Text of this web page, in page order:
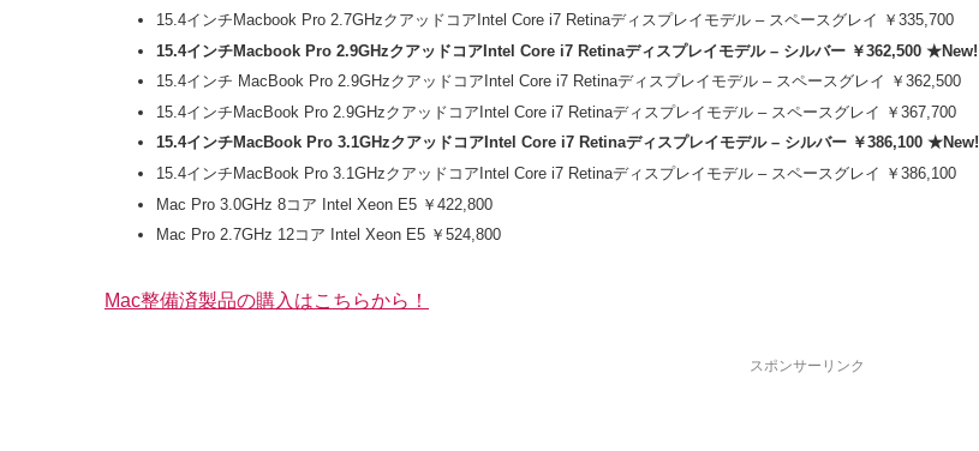
15.4インチMacbook Pro 2.7GHzクアッドコアIntel Core i7 Retinaディスプレイモデル – スペースグレイ ￥335,700
15.4インチMacbook Pro 2.9GHzクアッドコアIntel Core i7 Retinaディスプレイモデル – シルバー ￥362,500 ★New!
15.4インチ MacBook Pro 2.9GHzクアッドコアIntel Core i7 Retinaディスプレイモデル – スペースグレイ ￥362,500
15.4インチMacBook Pro 2.9GHzクアッドコアIntel Core i7 Retinaディスプレイモデル – スペースグレイ ￥367,700
15.4インチMacBook Pro 3.1GHzクアッドコアIntel Core i7 Retinaディスプレイモデル – シルバー ￥386,100 ★New!
15.4インチMacBook Pro 3.1GHzクアッドコアIntel Core i7 Retinaディスプレイモデル – スペースグレイ ￥386,100
Mac Pro 3.0GHz 8コア Intel Xeon E5 ￥422,800
Mac Pro 2.7GHz 12コア Intel Xeon E5 ￥524,800
Mac整備済製品の購入はこちらから！
スポンサーリンク